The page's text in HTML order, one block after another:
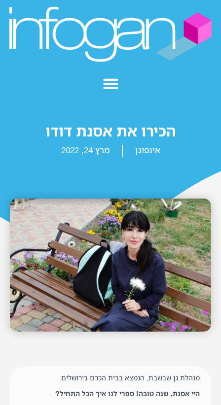
הכירו את אסנת דודו
אינפוגן מרץ 24, 2022
מנהלת גן שבשבת, הנמצא בבית הכרם בירושלים.
היי אסנת, שנה טובה! ספרי לנו איך הכל התחיל?